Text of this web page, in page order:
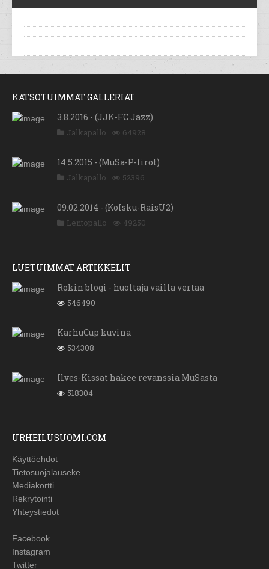
KATSOTUIMMAT GALLERIAT
3.8.2016 - (JJK-FC Jazz)
Jalkapallo 64928
14.5.2015 - (MuSa-P-Iirot)
Jalkapallo 52396
09.02.2014 - (KoIsku-RaisU2)
Lentopallo 49250
LUETUIMMAT ARTIKKELIT
Rokin blogi - huoltaja vailla vertaa
546490
KarhuCup kuvina
534308
Ilves-Kissat hakee revanssia MuSasta
518304
URHEILUSUOMI.COM
Käyttöehdot
Tietosuojalauseke
Mediakortti
Rekrytointi
Yhteystiedot
Facebook
Instagram
Twitter